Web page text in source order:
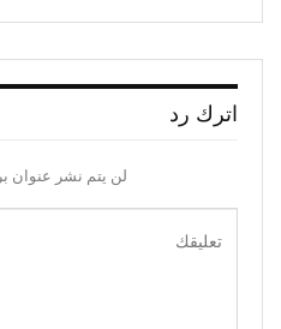
اترك رد
لن يتم نشر عنوان